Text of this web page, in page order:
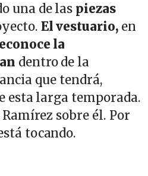
una de las piezas
El vestuario, en
la
dentro de la
que tendrá,
esta larga temporada.
sobre él. Por
tocando.